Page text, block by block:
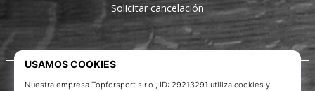
Acerca de nosotros
Solicitar cancelación